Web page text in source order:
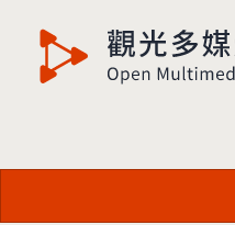
觀光多媒體開放資料